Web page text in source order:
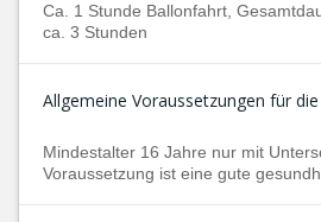
Ca. 1 Stunde Ballonfahrt,
ca. 3 Stunden
Allgemeine Voraussetzungen für
Mindestalter 16 Jahre nur mit
Voraussetzung ist eine gute